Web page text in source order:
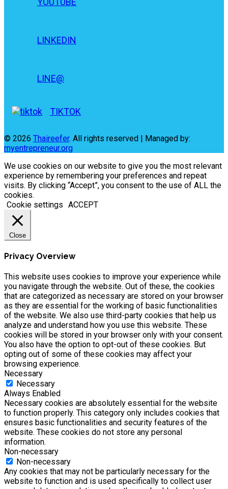
LINKEDIN
LINE@
TIKTOK
© 2026 Thaireefer. All rights reserved | Managed by:
myentrepreneur.org
We use cookies on our website to give you the most relevant
experience by remembering your preferences and repeat
visits. By clicking “Accept”, you consent to the use of ALL the
cookies.
Cookie settings ACCEPT
Close
Privacy Overview
This website uses cookies to improve your experience while
you navigate through the website. Out of these, the cookies
that are categorized as necessary are stored on your browser
as they are essential for the working of basic functionalities
of the website. We also use third-party cookies that help us
analyze and understand how you use this website. These
cookies will be stored in your browser only with your consent.
You also have the option to opt-out of these cookies. But
opting out of some of these cookies may affect your
browsing experience.
Necessary
Necessary
Always Enabled
Necessary cookies are absolutely essential for the website
to function properly. This category only includes cookies that
ensures basic functionalities and security features of the
website. These cookies do not store any personal
information.
Non-necessary
Non-necessary
Any cookies that may not be particularly necessary for the
website to function and is used specifically to collect user